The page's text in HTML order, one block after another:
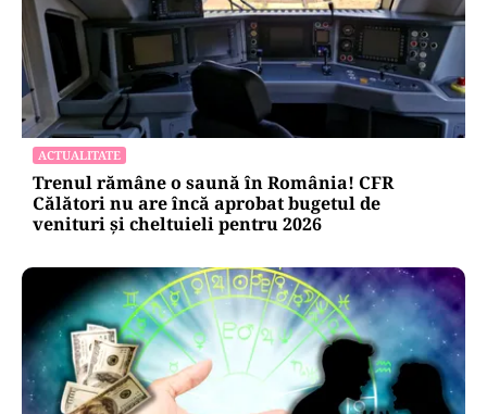
ACTUALITATE
Trenul rămâne o saună în România! CFR
Călători nu are încă aprobat bugetul de
venituri și cheltuieli pentru 2026